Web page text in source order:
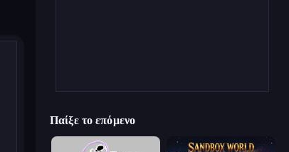
Παίξε το επόμενο